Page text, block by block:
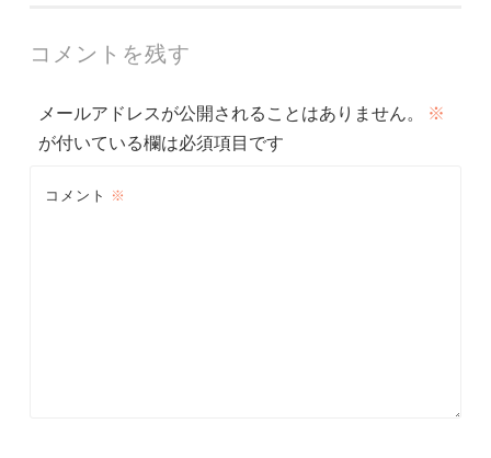
ゲ
コメントを残す
メールアドレスが公開されることはありません。
※
が付いている欄は必須項目です
コメント ※